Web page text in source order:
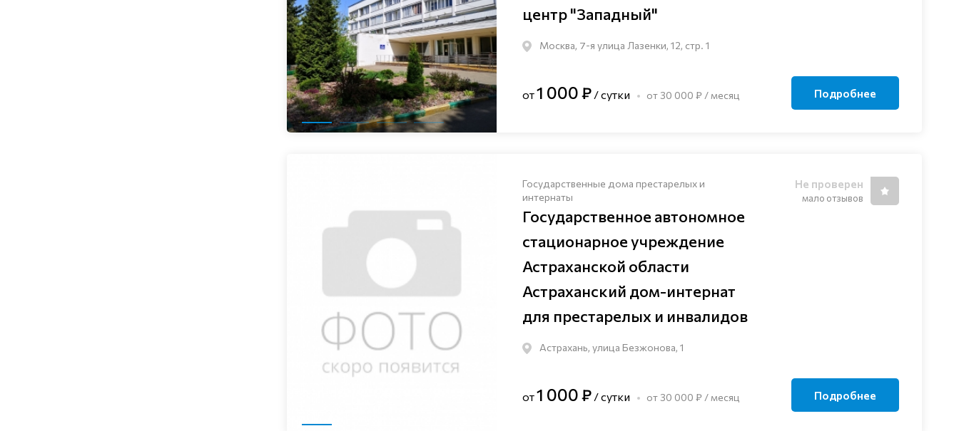
центр "Западный"
Москва, 7-я улица Лазенки, 12, стр. 1
от1 000 ₽ / сутки от 30 000 ₽ / месяц Подробнее
Государственные дома престарелых и
интернаты
Государственное автономное
стационарное учреждение
Астраханской области
Астраханский дом-интернат
для престарелых и инвалидов
Астрахань, улица Безжонова, 1
Не проверен
мало отзывов
от1 000 ₽ / сутки от 30 000 ₽ / месяц Подробнее